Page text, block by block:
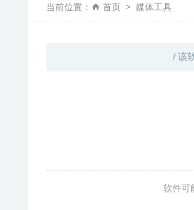
当前位置： 首页 媒体工具
/ 该
软件可